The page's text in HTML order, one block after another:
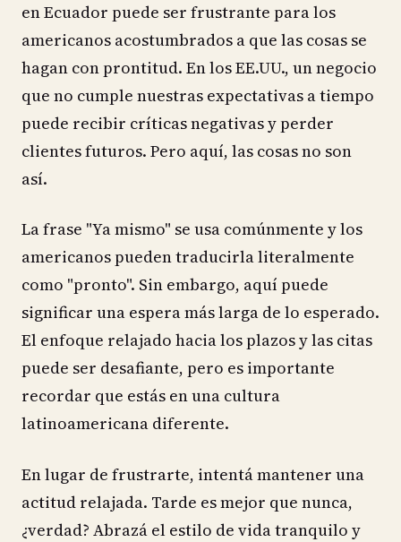
en Ecuador puede ser frustrante para los
americanos acostumbrados a que las cosas se
hagan con prontitud. En los EE.UU., un negocio
que no cumple nuestras expectativas a tiempo
puede recibir críticas negativas y perder
clientes futuros. Pero aquí, las cosas no son
así.
La frase "Ya mismo" se usa comúnmente y los
americanos pueden traducirla literalmente
como "pronto". Sin embargo, aquí puede
significar una espera más larga de lo esperado.
El enfoque relajado hacia los plazos y las citas
puede ser desafiante, pero es importante
recordar que estás en una cultura
latinoamericana diferente.
En lugar de frustrarte, intentá mantener una
actitud relajada. Tarde es mejor que nunca,
¿verdad? Abrazá el estilo de vida tranquilo y